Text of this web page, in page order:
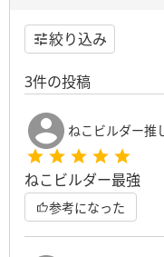
絞り込み
3件の投稿
ねこビルダー推
ねこビルダー最強
参考になった